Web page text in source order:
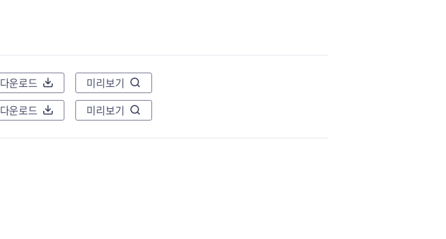
다운로드 미리보기
다운로드 미리보기